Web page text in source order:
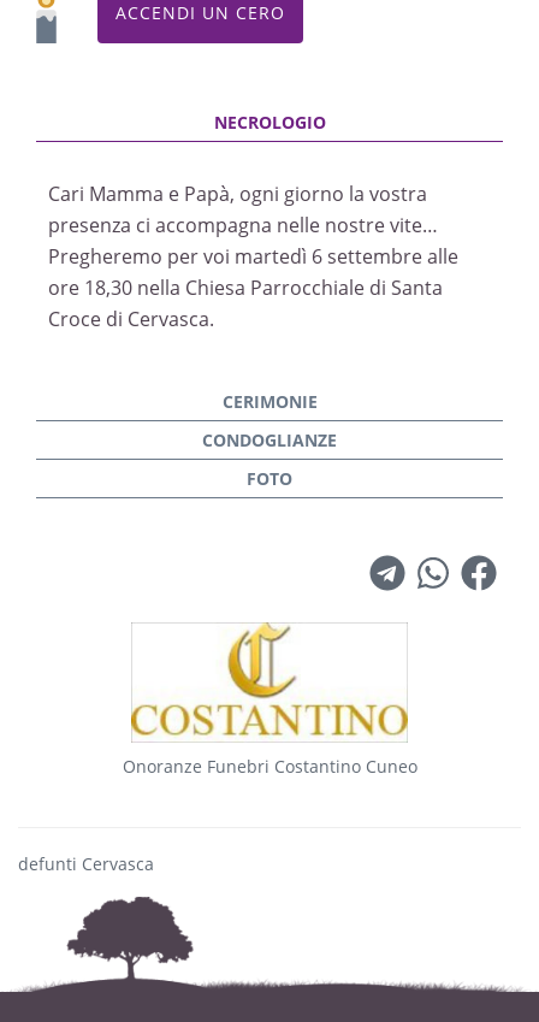
ACCENDI UN CERO
Cari Mamma e Papà, ogni giorno la vostra
presenza ci accompagna nelle nostre vite…
Pregheremo per voi martedì 6 settembre alle
ore 18,30 nella Chiesa Parrocchiale di Santa
Croce di Cervasca.
Onoranze Funebri Costantino Cuneo
defunti Cervasca